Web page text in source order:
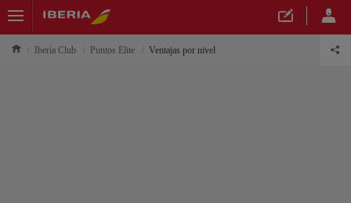
Iberia Club Puntos Elite Ventajas por nivel